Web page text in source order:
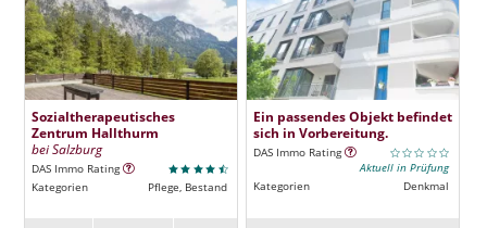
Sozialtherapeutisches
Zentrum Hallthurm
bei Salzburg
DAS Immo Rating
Kategorien
Pflege, Bestand
Ein passendes Objekt befindet
sich in Vorbereitung.
DAS Immo Rating
Aktuell in Prüfung
Kategorien
Denkmal